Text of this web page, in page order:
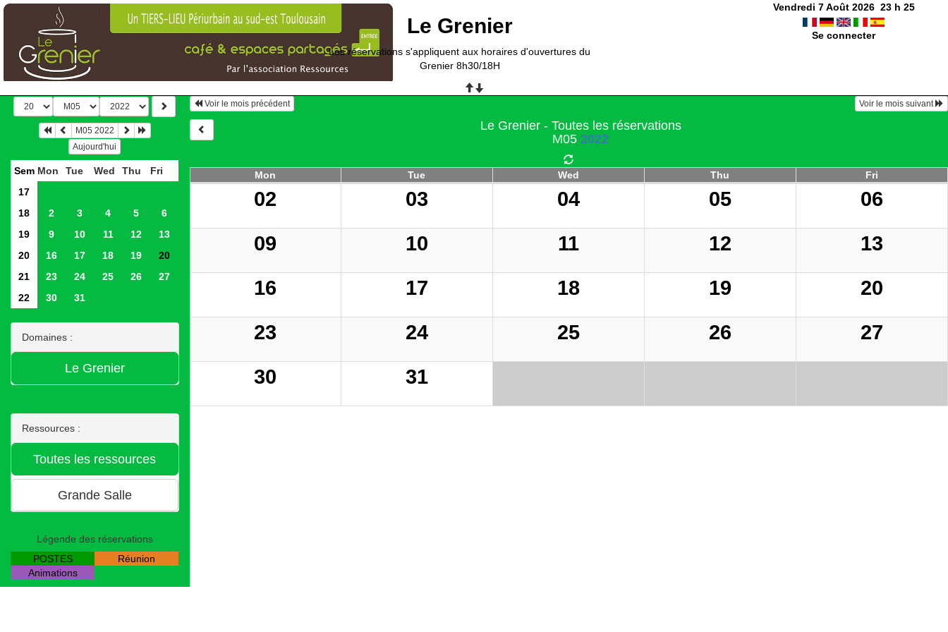
Le Grenier
Les réservations s'appliquent aux horaires d'ouvertures du
Grenier 8h30/18H
Vendredi 7 Août 2026 23h 25
Se connecter
M05 2022
Aujourd'hui
Sem Mon Tue Wed Thu
Fri
17
18
2 3 4 5
6
19
9 10 11 12
13
20
16 17 18 19
20
21
23 24 25 26
27
22
30 31
Domaines :
Ressources :
Légende des réservations
POSTES
Réunion
Animations
Voir le mois précédent Voir le mois suivant
Le Grenier - Toutes les réservations
M052022
Mon Tue Wed Thu Fri
02 03 04 05
06
09
10 11 12
13
16
17 18 19
20
23
24 25 26
27
30
31